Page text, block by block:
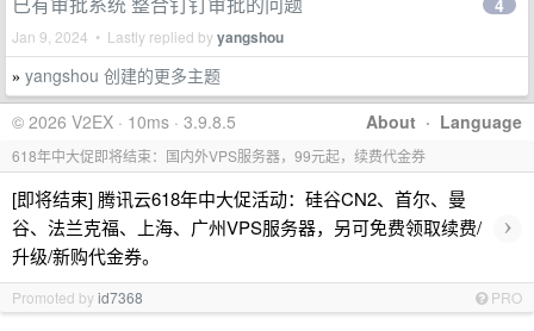
Jan 9, 2024 • Lastly replied byyangshou
4
» yangshou 创建的更多主题
About · Language
© 2026 V2EX · 10ms · 3.9.8.5
618年中大促即将结束：国内外VPS服务器，99元起，续费代金券
[即将结束] 腾讯云618年中大促活动：硅谷CN2、首尔、曼
谷、法兰克福、上海、广州VPS服务器，另可免费领取续费/
升级/新购代金券。
›
Promoted byid7368 PRO